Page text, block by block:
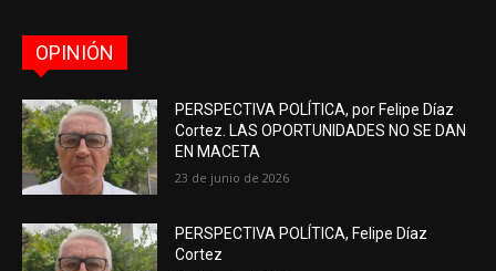
OPINIÓN
PERSPECTIVA POLÍTICA, por Felipe Díaz
Cortez. LAS OPORTUNIDADES NO SE DAN
EN MACETA
23 de junio de 2026
PERSPECTIVA POLÍTICA, Felipe Díaz
Cortez